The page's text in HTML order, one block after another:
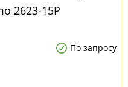
2623-15P
По запросу